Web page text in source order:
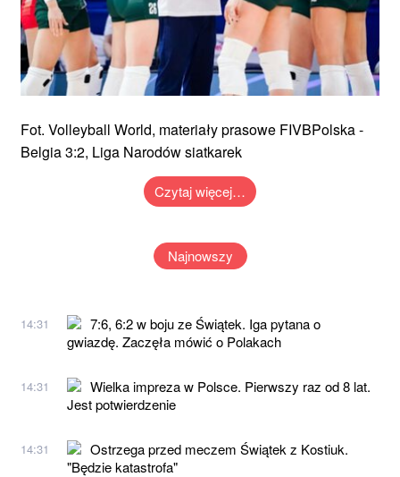
Fot. Volleyball World, materiały prasowe FIVBPolska -
Belgia 3:2, Liga Narodów siatkarek
Czytaj więcej…
Najnowszy
14:31
7:6, 6:2 w boju ze Świątek. Iga pytana o
gwiazdę. Zaczęła mówić o Polakach
14:31
Wielka impreza w Polsce. Pierwszy raz od 8 lat.
Jest potwierdzenie
14:31
Ostrzega przed meczem Świątek z Kostiuk.
"Będzie katastrofa"